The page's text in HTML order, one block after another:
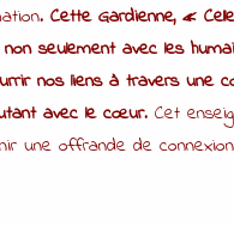
Cette Gardienne, «
seulement avec les
nos liens à travers une
avec le cœur. Cet
une offrande de